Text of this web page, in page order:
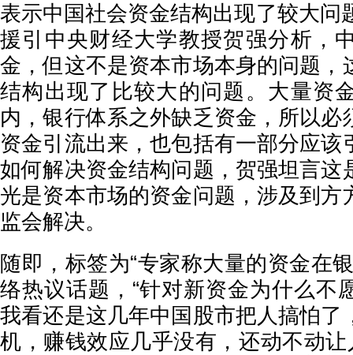
表示中国社会资金结构出现了较大问
援引中央财经大学教授贺强分析，
金，但这不是资本市场本身的问题，
结构出现了比较大的问题。大量资
内，银行体系之外缺乏资金，所以必
资金引流出来，也包括有一部分应该
如何解决资金结构问题，贺强坦言这
光是资本市场的资金问题，涉及到方
监会解决。
随即，标签为“专家称大量的资金在
络热议话题，“针对新资金为什么不
我看还是这几年中国股市把人搞怕了
机，赚钱效应几乎没有，还动不动让